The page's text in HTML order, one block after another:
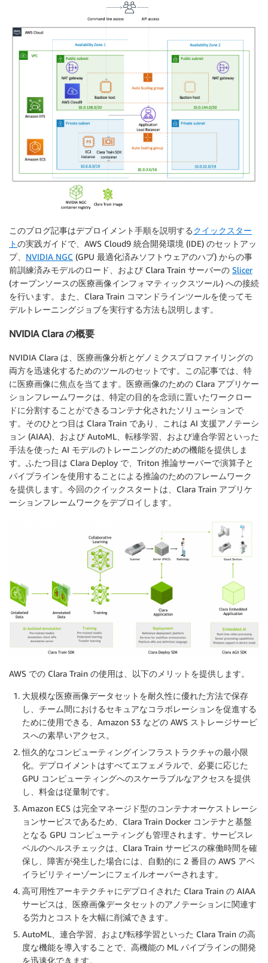
このブログ記事はデプロイメント手順を説明するクイックスター
トの実践ガイドで、AWS Cloud9 統合開発環境 (IDE) のセットアッ
プ、 NVIDIA NGC (GPU 最適化済みソフトウェアのハブ) からの事
前訓練済みモデルのロード、および Clara Train サーバーの Slicer
(オープンソースの医療画像インフォマティックスツール) への接続
を行います。また、Clara Train コマンドラインツールを使ってモ
デルトレーニングジョブを実行する方法も説明します。
NVIDIA Clara の概要
NVIDIA Clara は、医療画像分析とゲノミクスプロファイリングの
両方を迅速化するためのツールのセットです。この記事では、特
に医療画像に焦点を当てます。医療画像のための Clara アプリケー
ションフレームワークは、特定の目的を念頭に置いたワークロー
ドに分割することができるコンテナ化されたソリューションで
す。そのひとつ目は Clara Train であり、これは AI 支援アノテーシ
ョン (AIAA)、および AutoML、転移学習、および連合学習といった
手法を使った AI モデルのトレーニングのための機能を提供しま
す。ふたつ目は Clara Deploy で、Triton 推論サーバーで演算子と
パイプラインを使用することによる推論のためのフレームワーク
を提供します。今回のクイックスタートは、Clara Train アプリケ
ーションフレームワークをデプロイします。
AWS での Clara Train の使用は、以下のメリットを提供します。
大規模な医療画像データセットを耐久性に優れた方法で保存
し、チーム間におけるセキュアなコラボレーションを促進する
ために使用できる、Amazon S3 などの AWS ストレージサービ
スへの素早いアクセス。
恒久的なコンピューティングインフラストラクチャの最小限
化。デプロイメントはすべてエフェメラルで、必要に応じた
GPU コンピューティングへのスケーラブルなアクセスを提供
し、料金は従量制です。
Amazon ECS は完全マネージド型のコンテナオーケストレーシ
ョンサービスであるため、Clara Train Docker コンテナと基盤
となる GPU コンピューティングも管理されます。サービスレ
ベルのヘルスチェックは、Clara Train サービスの稼働時間を確
保し、障害が発生した場合には、自動的に 2 番目の AWS アベ
イラビリティーゾーンにフェイルオーバーされます。
高可用性アーキテクチャにデプロイされた Clara Train の AIAA
サービスは、医療画像データセットのアノテーションに関連す
る労力とコストを大幅に削減できます。
AutoML、連合学習、および転移学習といった Clara Train の高
度な機能を導入することで、高機能の ML パイプラインの開発
を迅速化できます。